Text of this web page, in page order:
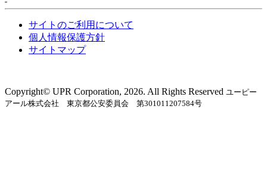
サイトのご利用について
個人情報保護方針
サイトマップ
Copyright©︎ UPR Corporation, 2026. All Rights Reserved ユーピー
アール株式会社 東京都公安委員会 第301011207584号